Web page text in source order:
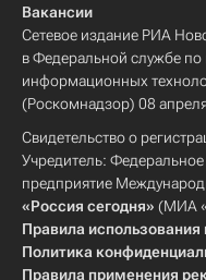
Вакансии
Сетевое издание РИА
в Федеральной службе по
информационных
(Роскомнадзор) 08
Свидетельство о
Учредитель: Федеральное
предприятие
«Россия сегодня» (МИА
Правила
Политика
Правила применения